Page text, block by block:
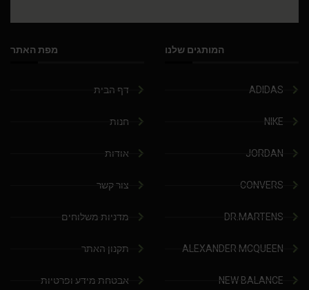
המותגים שלנו
ADIDAS
NIKE
JORDAN
CONVERS
DR.MARTENS
ALEXANDER MCQUEEN
NEW BALANCE
מפת האתר
דף הבית
חנות
אודות
צור קשר
מדניות משלוחים
תקנון האתר
אבטחת מידע ופרטיות